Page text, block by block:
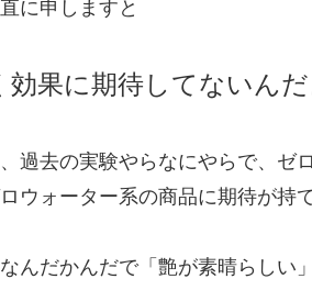
に申しますと
効果に期待してないん
過去の実験やらなにやらで、ゼ
ウォーター系の商品に期待が持
んだかんだで「艶が素晴らしい